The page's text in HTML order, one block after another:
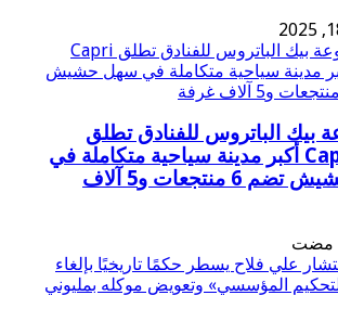
بيك الباتروس للفنادق تطلق
Capri City أكبر مدينة سياحية متكاملة في
سهل حشيش تضم 6 منتجعات و5 آلاف